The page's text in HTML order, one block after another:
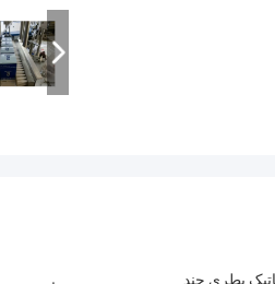
بطری چند